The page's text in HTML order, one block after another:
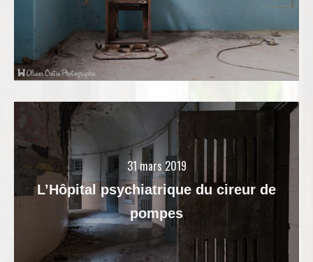
31 mars 2019
L’Hôpital psychiatrique du cireur de
pompes